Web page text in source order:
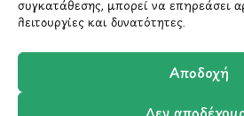
συγκατάθεσης, μπορεί να επηρεάσει
λειτουργίες και δυνατότητες.
Αποδοχή
Δεν
Χολαργός 15561
210 6522282
info@ypografi.com